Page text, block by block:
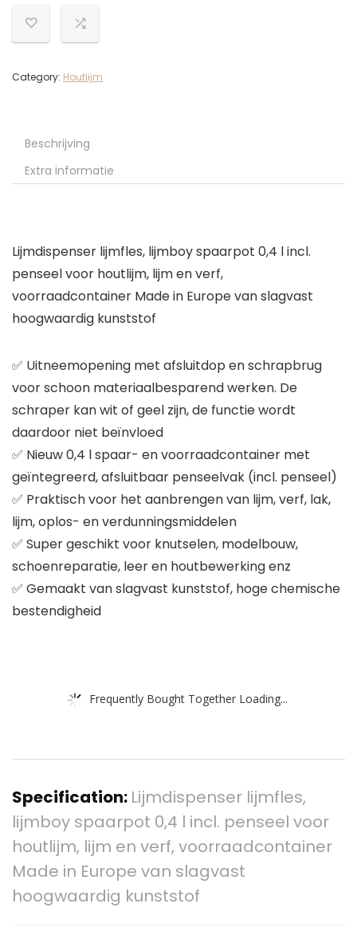
Category: Houtlijm
Beschrijving
Extra informatie
Lijmdispenser lijmfles, lijmboy spaarpot 0,4 l incl.
penseel voor houtlijm, lijm en verf,
voorraadcontainer Made in Europe van slagvast
hoogwaardig kunststof
✅ Uitneemopening met afsluitdop en schrapbrug
voor schoon materiaalbesparend werken. De
schraper kan wit of geel zijn, de functie wordt
daardoor niet beïnvloed
✅ Nieuw 0,4 l spaar- en voorraadcontainer met
geïntegreerd, afsluitbaar penseelvak (incl. penseel)
✅ Praktisch voor het aanbrengen van lijm, verf, lak,
lijm, oplos- en verdunningsmiddelen
✅ Super geschikt voor knutselen, modelbouw,
schoenreparatie, leer en houtbewerking enz
✅ Gemaakt van slagvast kunststof, hoge chemische
bestendigheid
Frequently Bought Together Loading...
Specification: Lijmdispenser lijmfles,
lijmboy spaarpot 0,4 l incl. penseel voor
houtlijm, lijm en verf, voorraadcontainer
Made in Europe van slagvast
hoogwaardig kunststof